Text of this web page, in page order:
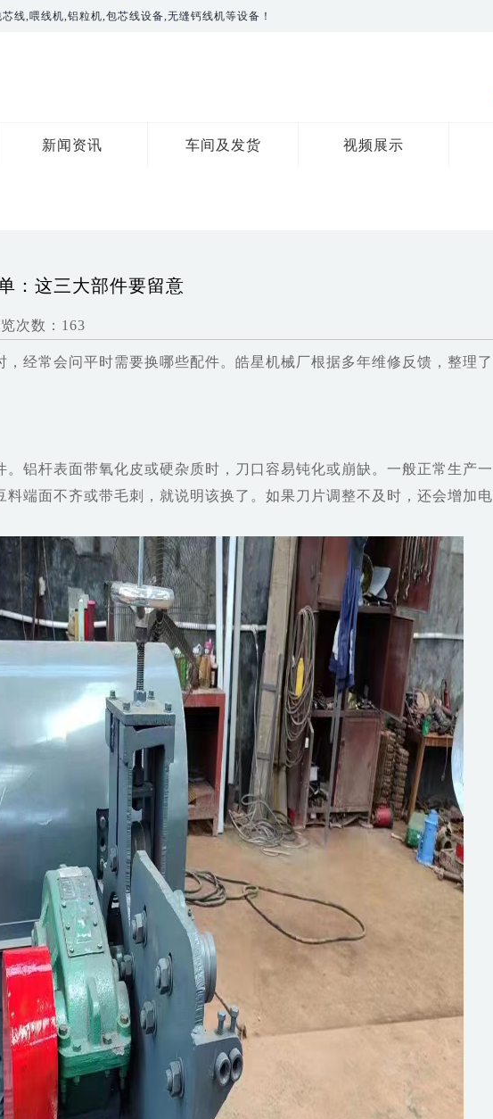
线,喂线机,铝粒机,包芯线设备,无缝钙线机等设备！
新闻资讯 车间及发货 视频展示
：这三大部件要留意
次数：163
经常会问平时需要换哪些配件。皓星机械厂根据多年维修反馈，整理了
铝杆表面带氧化皮或硬杂质时，刀口容易钝化或崩缺。一般正常生产一
端面不齐或带毛刺，就说明该换了。如果刀片调整不及时，还会增加电